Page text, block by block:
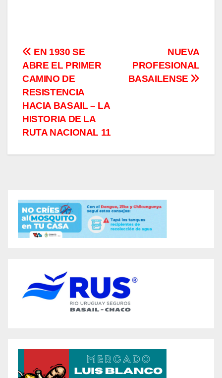
Navegación
de
entradas
NUEVA
PROFESIONAL
BASAILENSE
EN 1930 SE
ABRE EL PRIMER
CAMINO DE
RESISTENCIA
HACIA BASAIL – LA
HISTORIA DE LA
RUTA NACIONAL 11